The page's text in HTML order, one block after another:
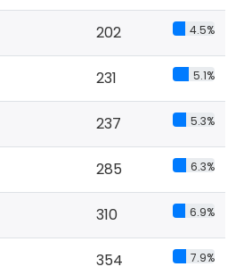
202 4.5%
231 5.1%
237 5.3%
285 6.3%
310 6.9%
354 7.9%